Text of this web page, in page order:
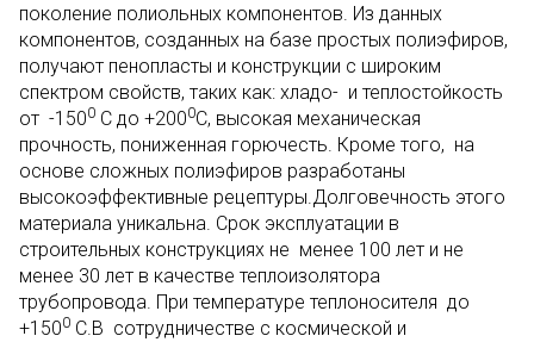
поколение полиольных компонентов. Из данных
компонентов, созданных на базе простых полиэфиров,
получают пенопласты и конструкции с широким
спектром свойств, таких как: хладо- и теплостойкость
от -1500 С до +2000С, высокая механическая
прочность, пониженная горючесть. Кроме того, на
основе сложных полиэфиров разработаны
высокоэффективные рецептуры.Долговечность этого
материала уникальна. Срок эксплуатации в
строительных конструкциях не менее 100 лет и не
менее 30 лет в качестве теплоизолятора
трубопровода. При температуре теплоносителя до
+1500 С.В сотрудничестве с космической и